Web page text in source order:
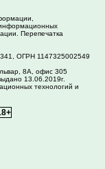
Перепечатка
ОГРН 1147325002549
8А, офис 305
13.06.2019г.
технологий и